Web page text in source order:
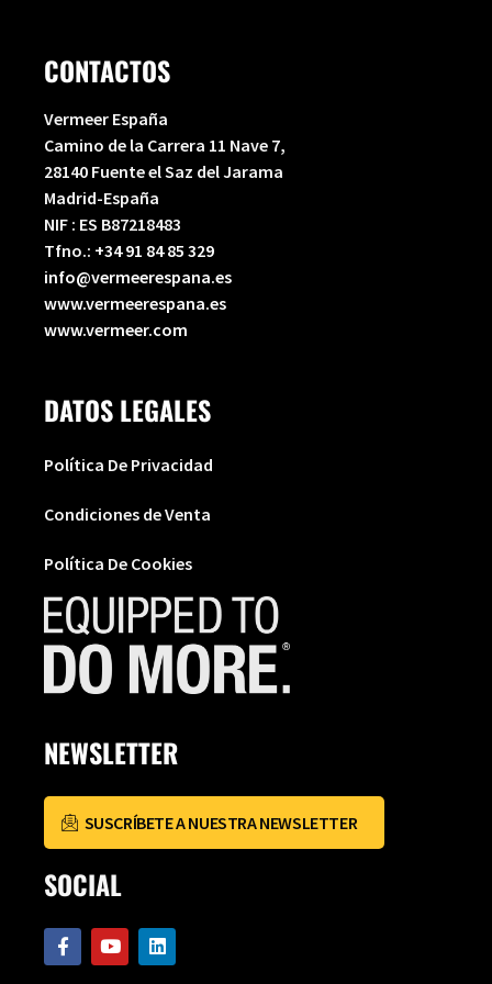
CONTACTOS
Vermeer España
Camino de la Carrera 11 Nave 7,
28140 Fuente el Saz del Jarama
Madrid-España
NIF : ES B87218483
Tfno.: +34 91 84 85 329
info@vermeerespana.es
www.vermeerespana.es
www.vermeer.com
DATOS LEGALES
Política De Privacidad
Condiciones de Venta
Política De Cookies
NEWSLETTER
SUSCRÍBETE A NUESTRA NEWSLETTER
SOCIAL
F
a
c
Y
o
u
L
i
n